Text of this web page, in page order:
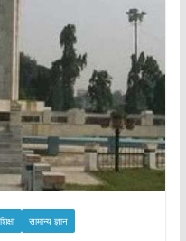
शिक्षा सामान्य ज्ञान